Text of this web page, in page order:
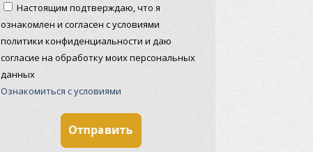
Настоящим подтверждаю, что я
ознакомлен и согласен с условиями
политики конфиденциальности и даю
согласие на обработку моих персональных
данных
Ознакомиться с условиями